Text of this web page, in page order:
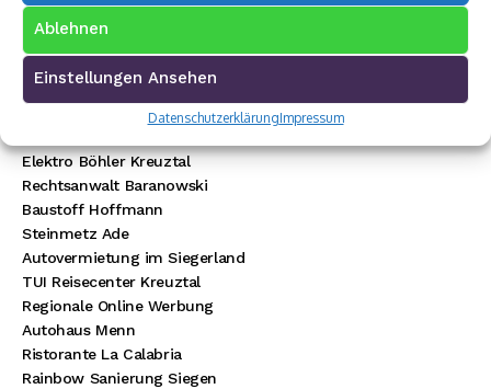
Ablehnen
Einstellungen Ansehen
DatenschutzerklärungImpressum
Premium Werbepartner:
VW Walter Schneider
Elektro Böhler Kreuztal
Rechtsanwalt Baranowski
Baustoff Hoffmann
Steinmetz Ade
Autovermietung im Siegerland
TUI Reisecenter Kreuztal
Regionale Online Werbung
Autohaus Menn
Ristorante La Calabria
Rainbow Sanierung Siegen